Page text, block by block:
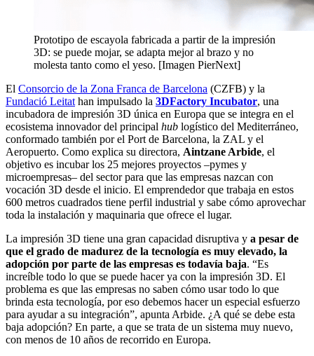
Prototipo de escayola fabricada a partir de la impresión
3D: se puede mojar, se adapta mejor al brazo y no
molesta tanto como el yeso. [Imagen PierNext]
El Consorcio de la Zona Franca de Barcelona (CZFB) y la
Fundació Leitat han impulsado la 3DFactory Incubator, una
incubadora de impresión 3D única en Europa que se integra en el
ecosistema innovador del principal hub logístico del Mediterráneo,
conformado también por el Port de Barcelona, la ZAL y el
Aeropuerto. Como explica su directora, Aintzane Arbide, el
objetivo es incubar los 25 mejores proyectos –pymes y
microempresas– del sector para que las empresas nazcan con
vocación 3D desde el inicio. El emprendedor que trabaja en estos
600 metros cuadrados tiene perfil industrial y sabe cómo aprovechar
toda la instalación y maquinaria que ofrece el lugar.
La impresión 3D tiene una gran capacidad disruptiva y a pesar de
que el grado de madurez de la tecnología es muy elevado, la
adopción por parte de las empresas es todavía baja. “Es
increíble todo lo que se puede hacer ya con la impresión 3D. El
problema es que las empresas no saben cómo usar todo lo que
brinda esta tecnología, por eso debemos hacer un especial esfuerzo
para ayudar a su integración”, apunta Arbide. ¿A qué se debe esta
baja adopción? En parte, a que se trata de un sistema muy nuevo,
con menos de 10 años de recorrido en Europa.